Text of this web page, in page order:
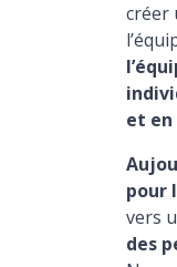
créer
et
pour
vers
des